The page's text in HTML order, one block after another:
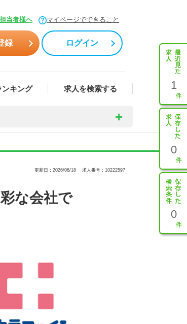
当者様へ マイページでできること
録 ログイン
ンキング 求人を検索する 1
0
0
更新日：2026/06/18 求人番号：10222597
な会社で